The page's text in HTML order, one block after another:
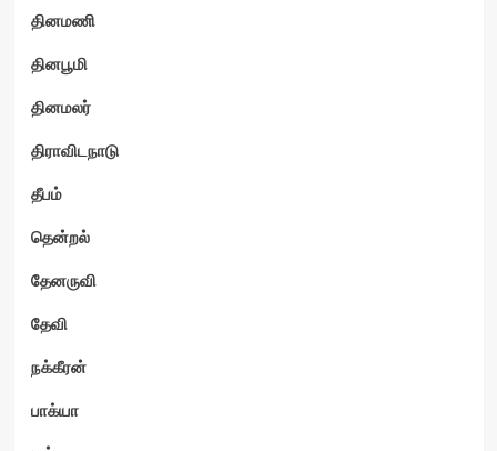
தினமணி
தினபூமி
தினமலர்
திராவிடநாடு
தீபம்
தென்றல்
தேனருவி
தேவி
நக்கீரன்
பாக்யா